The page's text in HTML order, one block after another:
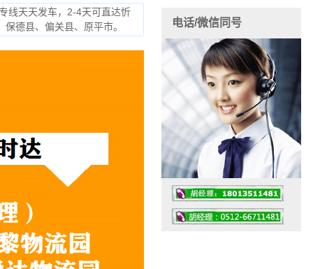
线天天发车，2-4天可直达忻
德县、偏关县、原平市。
电话/微信同号